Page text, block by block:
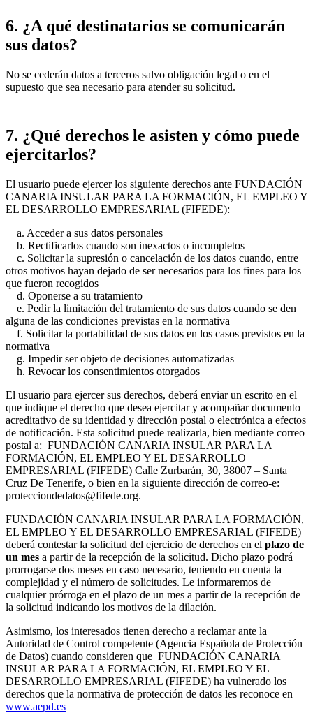
6. ¿A qué destinatarios se comunicarán
sus datos?
No se cederán datos a terceros salvo obligación legal o en el
supuesto que sea necesario para atender su solicitud.
7. ¿Qué derechos le asisten y cómo puede
ejercitarlos?
El usuario puede ejercer los siguiente derechos ante FUNDACIÓN
CANARIA INSULAR PARA LA FORMACIÓN, EL EMPLEO Y
EL DESARROLLO EMPRESARIAL (FIFEDE):
a. Acceder a sus datos personales
b. Rectificarlos cuando son inexactos o incompletos
c. Solicitar la supresión o cancelación de los datos cuando, entre
otros motivos hayan dejado de ser necesarios para los fines para los
que fueron recogidos
d. Oponerse a su tratamiento
e. Pedir la limitación del tratamiento de sus datos cuando se den
alguna de las condiciones previstas en la normativa
f. Solicitar la portabilidad de sus datos en los casos previstos en la
normativa
g. Impedir ser objeto de decisiones automatizadas
h. Revocar los consentimientos otorgados
El usuario para ejercer sus derechos, deberá enviar un escrito en el
que indique el derecho que desea ejercitar y acompañar documento
acreditativo de su identidad y dirección postal o electrónica a efectos
de notificación. Esta solicitud puede realizarla, bien mediante correo
postal a: FUNDACIÓN CANARIA INSULAR PARA LA
FORMACIÓN, EL EMPLEO Y EL DESARROLLO
EMPRESARIAL (FIFEDE) Calle Zurbarán, 30, 38007 – Santa
Cruz De Tenerife, o bien en la siguiente dirección de correo-e:
protecciondedatos@fifede.org.
FUNDACIÓN CANARIA INSULAR PARA LA FORMACIÓN,
EL EMPLEO Y EL DESARROLLO EMPRESARIAL (FIFEDE)
deberá contestar la solicitud del ejercicio de derechos en el plazo de
un mes a partir de la recepción de la solicitud. Dicho plazo podrá
prorrogarse dos meses en caso necesario, teniendo en cuenta la
complejidad y el número de solicitudes. Le informaremos de
cualquier prórroga en el plazo de un mes a partir de la recepción de
la solicitud indicando los motivos de la dilación.
Asimismo, los interesados tienen derecho a reclamar ante la
Autoridad de Control competente (Agencia Española de Protección
de Datos) cuando consideren que FUNDACIÓN CANARIA
INSULAR PARA LA FORMACIÓN, EL EMPLEO Y EL
DESARROLLO EMPRESARIAL (FIFEDE) ha vulnerado los
derechos que la normativa de protección de datos les reconoce en
www.aepd.es